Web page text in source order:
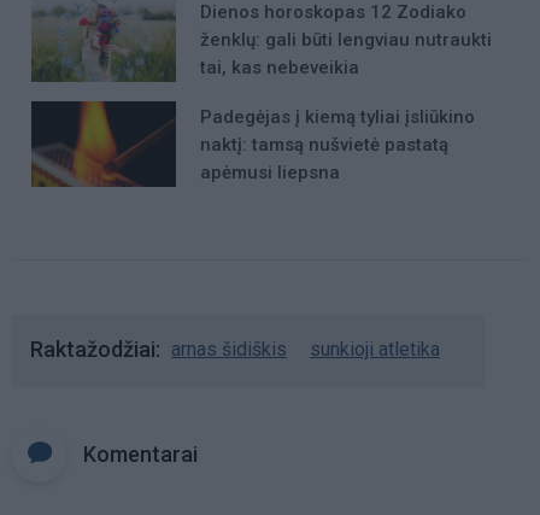
Dienos horoskopas 12 Zodiako
ženklų: gali būti lengviau nutraukti
tai, kas nebeveikia
Padegėjas į kiemą tyliai įsliūkino
naktį: tamsą nušvietė pastatą
apėmusi liepsna
Raktažodžiai arnas šidiškis sunkioji atletika
Komentarai